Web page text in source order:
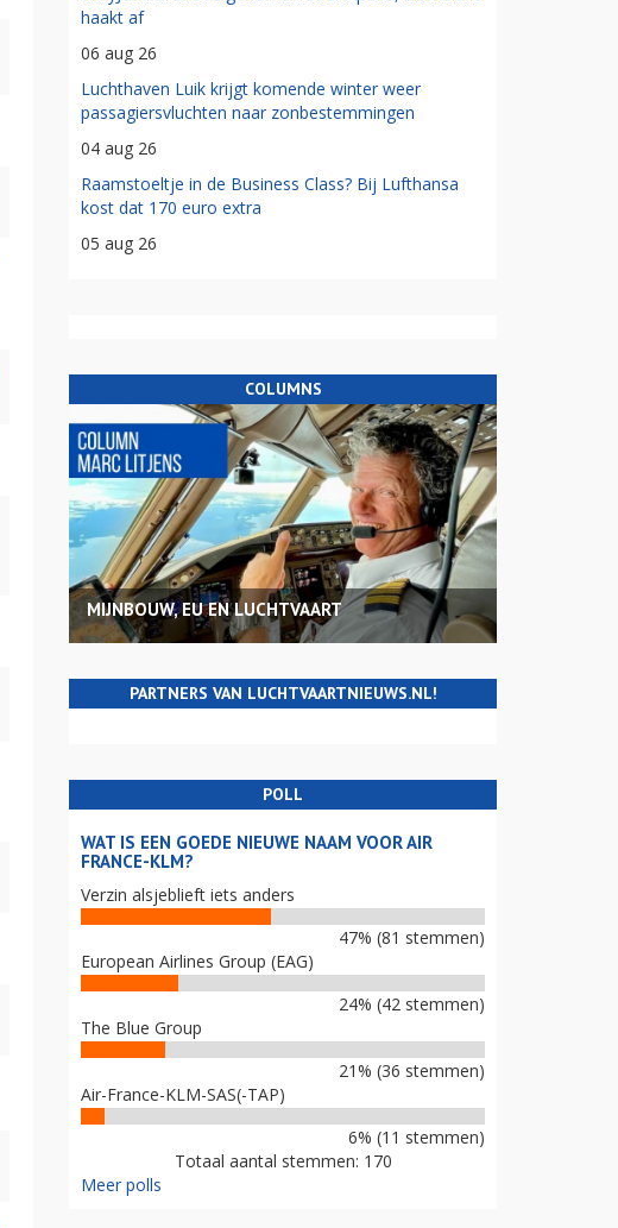
haakt af
06 aug 26
Luchthaven Luik krijgt komende winter weer
passagiersvluchten naar zonbestemmingen
04 aug 26
Raamstoeltje in de Business Class? Bij Lufthansa
kost dat 170 euro extra
05 aug 26
COLUMNS
MIJNBOUW, EU EN LUCHTVAART
PARTNERS VAN LUCHTVAARTNIEUWS.NL!
POLL
WAT IS EEN GOEDE NIEUWE NAAM VOOR AIR
FRANCE-KLM?
Verzin alsjeblieft iets anders
47% (81 stemmen)
European Airlines Group (EAG)
24% (42 stemmen)
The Blue Group
21% (36 stemmen)
Air-France-KLM-SAS(-TAP)
6% (11 stemmen)
Totaal aantal stemmen: 170
Meer polls